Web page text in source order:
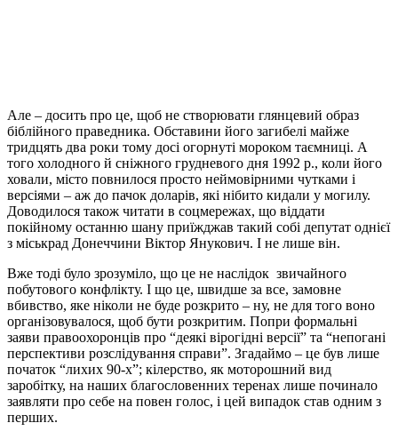
Але – досить про це, щоб не створювати глянцевий образ
біблійного праведника. Обставини його загибелі майже
тридцять два роки тому досі огорнуті мороком таємниці. А
того холодного й сніжного грудневого дня 1992 р., коли його
ховали, місто повнилося просто неймовірними чутками і
версіями – аж до пачок доларів, які нібито кидали у могилу.
Доводилося також читати в соцмережах, що віддати
покійному останню шану приїжджав такий собі депутат однієї
з міськрад Донеччини Віктор Янукович. І не лише він.
Вже тоді було зрозуміло, що це не наслідок звичайного
побутового конфлікту. І що це, швидше за все, замовне
вбивство, яке ніколи не буде розкрито – ну, не для того воно
організовувалося, щоб бути розкритим. Попри формальні
заяви правоохоронців про “деякі вірогідні версії” та “непогані
перспективи розслідування справи”. Згадаймо – це був лише
початок “лихих 90-х”; кілерство, як моторошний вид
заробітку, на наших благословенних теренах лише починало
заявляти про себе на повен голос, і цей випадок став одним з
перших.